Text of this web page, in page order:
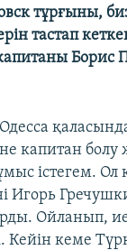
тұрғыны,
тастап
Борис
капитан
істегем. Ол
Игорь
Ойланып,
Кейін кеме